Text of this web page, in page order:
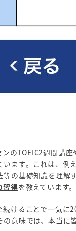
のTOEIC2週間講
ます。これは、
の基礎知識を理解
習得を教えています。
けることで一気
意味では、本当